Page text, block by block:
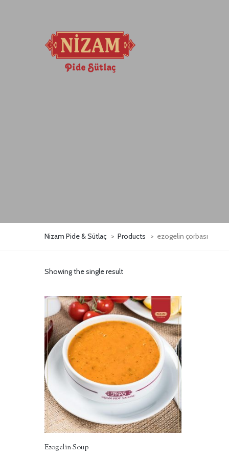
Nizam Pide & Sütlaç > Products > ezogelin çorbası
Showing the single result
Ezogelin Soup